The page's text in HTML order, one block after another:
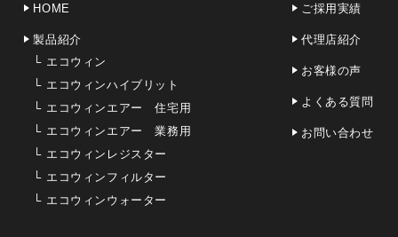
HOME
製品紹介
└ エコウィン
└ エコウィンハイブリット
└ エコウィンエアー 住宅用
└ エコウィンエアー 業務用
└ エコウィンレジスター
└ エコウィンフィルター
└ エコウィンウォーター
ご採用実績
代理店紹介
お客様の声
よくある質問
お問い合わせ